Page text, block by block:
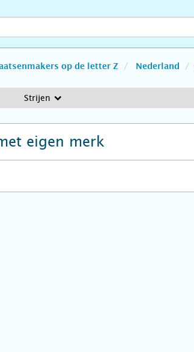
op de letter Z Nederland
Strijen
eigen merk